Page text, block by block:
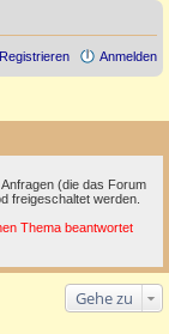
Anmelden
Registrieren
(die das Forum
freigeschaltet werden.
Thema beantwortet
Gehe zu